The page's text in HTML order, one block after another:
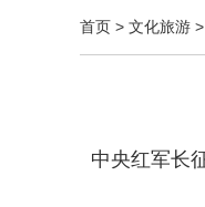
首页 > 文化旅游 >
中央红军长